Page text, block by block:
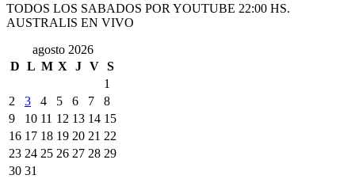
TODOS LOS SABADOS POR YOUTUBE 22:00 HS.
AUSTRALIS EN VIVO
agosto 2026
D L M X J V S
1
2
3 4 5 6 7
8
9
10 11 12 13 14 15
16 17 18 19 20 21 22
23 24 25 26 27 28 29
30 31